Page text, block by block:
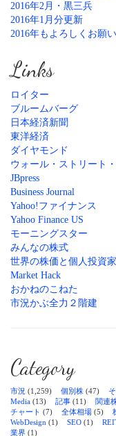
2016年2月・黒三兵
2016年1月分更新
2016年もよろしくお願
Links
ロイター
ブルームバーグ
日本経済新聞
東洋経済
ダイヤモンド
ウォール・ストリート
JBpress
Business Journal
Yahoo!ファイナンス
Yahoo Finance US
モーニングスター
みんなの株式
世界の株価と個人投資
Market Hack
おかねのこねた
市況かぶ全力２階建
Category
市況 (1,259) 個別株 (47)
Media (13) 記事 (11) 関連
チャート (7) 全体相場 (5)
WebDesign (1) SEO (1)
業界 (1)